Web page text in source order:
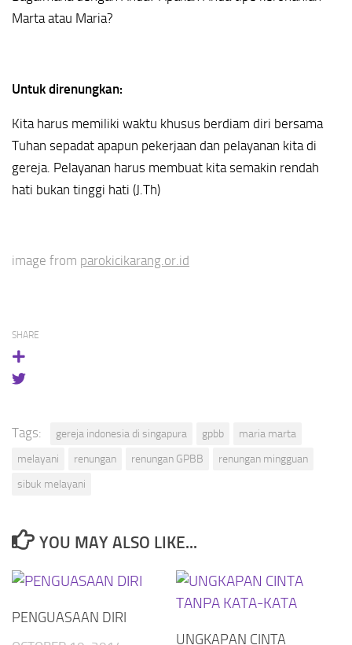
Marta atau Maria?
Untuk direnungkan:
Kita harus memiliki waktu khusus berdiam diri bersama
Tuhan sepadat apapun pekerjaan dan pelayanan kita di
gereja. Pelayanan harus membuat kita semakin rendah
hati bukan tinggi hati (J.Th)
image from parokicikarang.or.id
SHARE
Tags: gereja indonesia di singapura gpbb
maria marta
melayani
renungan renungan GPBB
renungan mingguan
sibuk melayani
YOU MAY ALSO LIKE...
PENGUASAAN DIRI
UNGKAPAN CINTA